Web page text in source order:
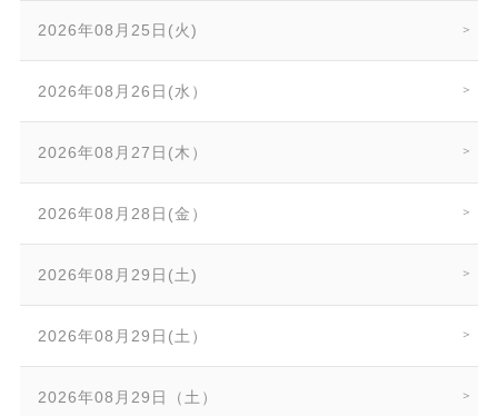
2026年08月25日(火)
2026年08月26日(水）
2026年08月27日(木）
2026年08月28日(金）
2026年08月29日(土)
2026年08月29日(土）
2026年08月29日（土）